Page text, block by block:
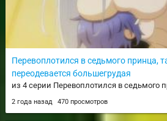
Перевоплотился в седьмого принца,
переодевается большегрудая
из 4 серии Перевоплотился в седьмого
совершенствовать свою магию, как
Ouji Datta node, Kimama ni Majutsu wo
2 года назад 470 просмотров